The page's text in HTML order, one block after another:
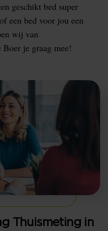
geschikt bed super
een bed voor jou een
wij van
je graag mee!
Thuismeting in